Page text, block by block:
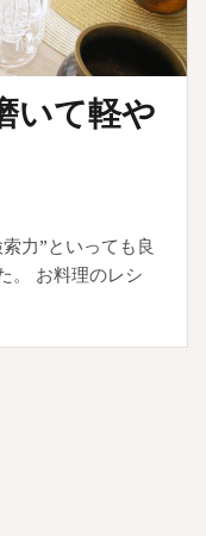
いて軽や
力”といっても良
。 お料理のレシ